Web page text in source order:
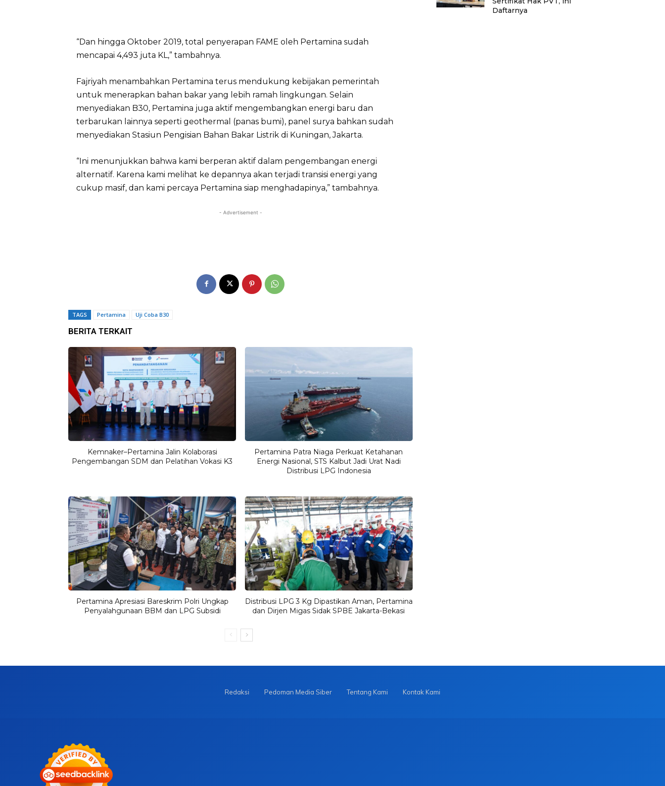
“Dan hingga Oktober 2019, total penyerapan FAME oleh Pertamina sudah
mencapai 4,493 juta KL,” tambahnya.
Fajriyah menambahkan Pertamina terus mendukung kebijakan pemerintah
untuk menerapkan bahan bakar yang lebih ramah lingkungan. Selain
menyediakan B30, Pertamina juga aktif mengembangkan energi baru dan
terbarukan lainnya seperti geothermal (panas bumi), panel surya bahkan sudah
menyediakan Stasiun Pengisian Bahan Bakar Listrik di Kuningan, Jakarta.
“Ini menunjukkan bahwa kami berperan aktif dalam pengembangan energi
alternatif. Karena kami melihat ke depannya akan terjadi transisi energi yang
cukup masif, dan kami percaya Pertamina siap menghadapinya,” tambahnya.
- Advertisement -
TAGS Pertamina Uji Coba B30
BERITA TERKAIT
Kemnaker–Pertamina Jalin Kolaborasi
Pengembangan SDM dan Pelatihan Vokasi K3
Pertamina Patra Niaga Perkuat Ketahanan
Energi Nasional, STS Kalbut Jadi Urat Nadi
Distribusi LPG Indonesia
Pertamina Apresiasi Bareskrim Polri Ungkap
Penyalahgunaan BBM dan LPG Subsidi
Distribusi LPG 3 Kg Dipastikan Aman, Pertamina
dan Dirjen Migas Sidak SPBE Jakarta-Bekasi
Daftarnya
Redaksi Pedoman Media Siber Tentang Kami Kontak Kami